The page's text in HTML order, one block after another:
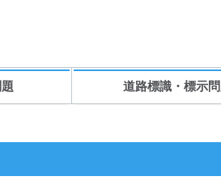
道路標識・標示